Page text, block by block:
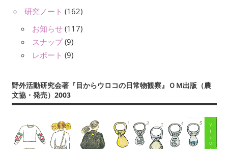
研究ノート (162)
お知らせ (117)
スナップ(9)
レポート (9)
野外活動研究会著『目からウロコの日常物観察』ＯＭ出版（農
文協・発売）2003